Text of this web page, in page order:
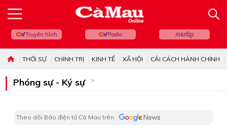
Truyền hình Radio ភាសាខ្មែរ
THỜI SỰ CHÍNH TRỊ KINH TẾ XÃ HỘI CẢI CÁCH HÀNH CHÍNH
Phóng sự - Ký sự
Theo dõi Báo điện tử Cà Mau trên